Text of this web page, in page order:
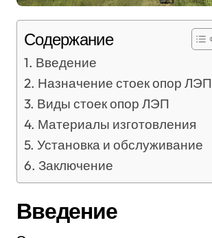
Содержание
Введение
Назначение стоек опор ЛЭП
Виды стоек опор ЛЭП
Материалы изготовления
Установка и обслуживание
Заключение
Введение